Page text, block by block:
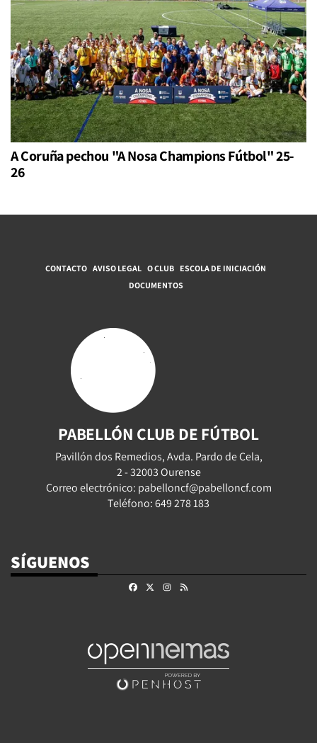
A Coruña pechou "A Nosa Champions Fútbol" 25-
26
CONTACTO AVISO LEGAL O CLUB ESCOLA DE INICIACIÓN
DOCUMENTOS
PABELLÓN CLUB DE FÚTBOL
Pavillón dos Remedios, Avda. Pardo de Cela,
2 - 32003 Ourense
Correo electrónico: pabelloncf@pabelloncf.com
Teléfono: 649 278 183
SÍGUENOS
FacebookInstagram